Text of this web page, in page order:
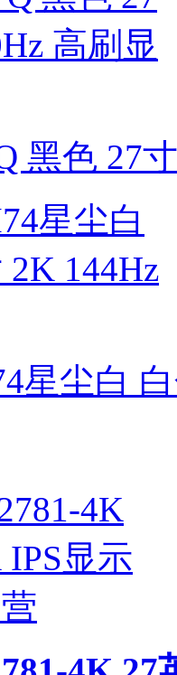
黑色 27
星尘白